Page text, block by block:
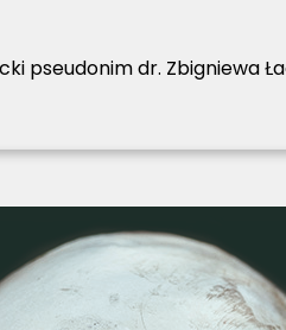
pseudonim dr. Zbigniewa